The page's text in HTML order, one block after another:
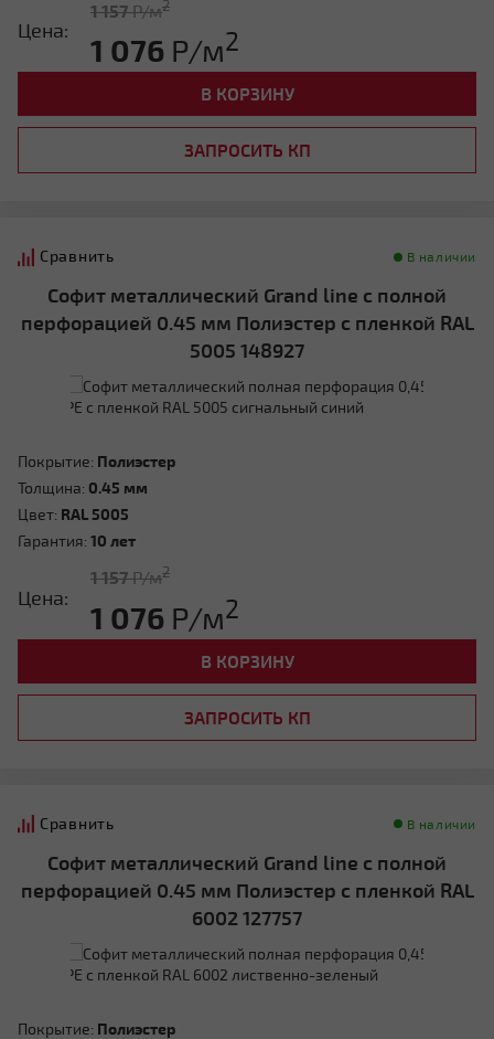
Цена:
1 157Р/м2
1 076 Р/м2
В КОРЗИНУ
ЗАПРОСИТЬ КП
Сравнить В наличии
Софит металлический Grand line с полной
перфорацией 0.45 мм Полиэстер с пленкой RAL
5005 148927
Покрытие: Полиэстер
Толщина: 0.45 мм
Цвет: RAL 5005
Гарантия: 10 лет
Цена:
1 157Р/м2
1 076 Р/м2
В КОРЗИНУ
ЗАПРОСИТЬ КП
Сравнить В наличии
Софит металлический Grand line с полной
перфорацией 0.45 мм Полиэстер с пленкой RAL
6002 127757
Покрытие: Полиэстер